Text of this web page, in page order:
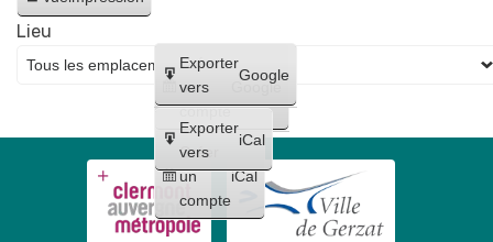
Créer
un
compte
Google
Créer
un
compte
iCal
Exporter
vers
Google
Exporter
vers
iCal
Lieu